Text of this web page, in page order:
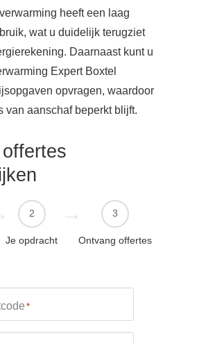
heeft een laag
wat u duidelijk terugziet
Daarnaast kunt u
Expert Boxtel
opvragen, waardoor
van aanschaf beperkt blijft.
2
Je opdracht
3
Ontvang offertes
*